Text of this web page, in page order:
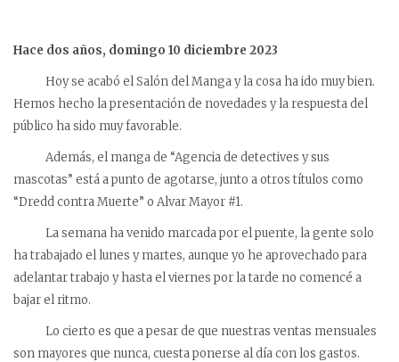
Hace dos años, domingo 10 diciembre 2023
Hoy se acabó el Salón del Manga y la cosa ha ido muy bien.
Hemos hecho la presentación de novedades y la respuesta del
público ha sido muy favorable.
Además, el manga de “Agencia de detectives y sus
mascotas” está a punto de agotarse, junto a otros títulos como
“Dredd contra Muerte” o Alvar Mayor #1.
La semana ha venido marcada por el puente, la gente solo
ha trabajado el lunes y martes, aunque yo he aprovechado para
adelantar trabajo y hasta el viernes por la tarde no comencé a
bajar el ritmo.
Lo cierto es que a pesar de que nuestras ventas mensuales
son mayores que nunca, cuesta ponerse al día con los gastos.